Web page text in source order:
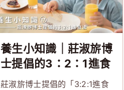
養生小知識｜莊淑旂博
士提倡的3：2：1進食
法
莊淑旂博士提倡的「3:2:1進食